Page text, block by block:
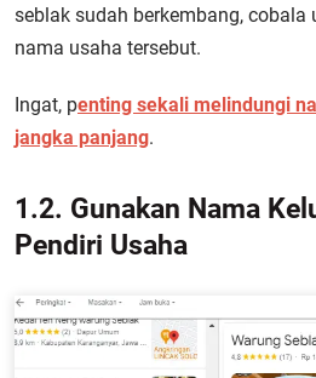
seblak sudah berkembang, cobala
nama usaha tersebut.
Ingat, penting sekali melindungi
jangka panjang.
1.2. Gunakan Nama
Pendiri Usaha